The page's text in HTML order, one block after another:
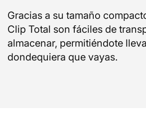
Gracias a su tamaño
Clip Total son fáciles de
almacenar, permitiéndote
dondequiera que vayas.